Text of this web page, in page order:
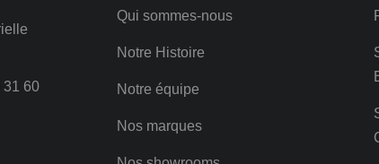
31 60
Qui sommes-nous
Notre Histoire
Notre équipe
Nos marques